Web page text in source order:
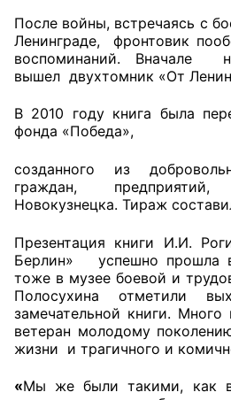
После войны, встречаясь с
Ленинграде, фронтовик
воспоминаний. Вначале
вышел двухтомник «От
В 2010 году книга была
фонда «Победа»,
созданного из
граждан,
Новокузнецка. Тираж
Презентация книги И.И.
Берлин» успешно прошла
тоже в музее боевой и
Полосухина отметили
замечательной книги. Много
ветеран молодому
жизни и трагичного и
«Мы же были такими, как